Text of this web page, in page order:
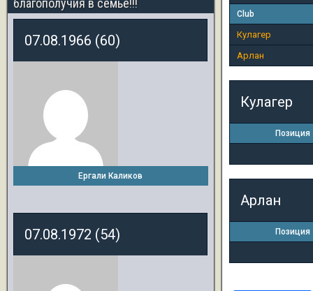
Club
Кулагер
Арлан
Кулагер
Позиция
Арлан
Позиция
благополучия в семье!!!
07.08.1966 (60)
Ергали Каликов
07.08.1972 (54)